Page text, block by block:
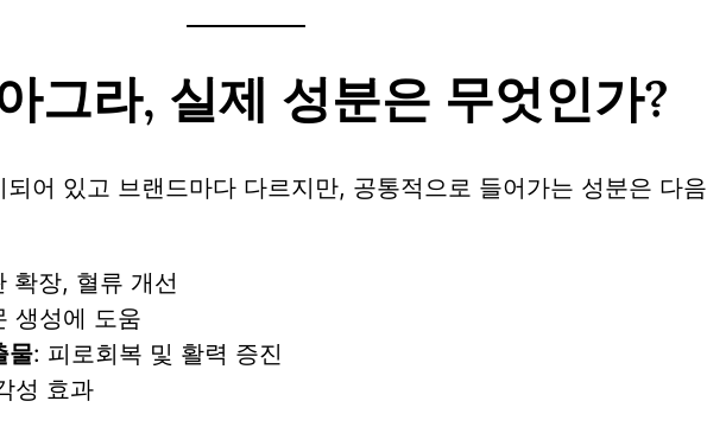
그라, 실제 성분은 무엇인가?
어 있고 브랜드마다 다르지만, 공통적으로 들어가는 성분은 다음
확장, 혈류 개선
생성에 도움
물: 피로회복 및 활력 증진
성 효과